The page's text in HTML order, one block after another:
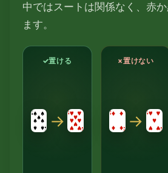
中ではスートは関係なく、赤
ます。
✓置ける
→
×置けない
→